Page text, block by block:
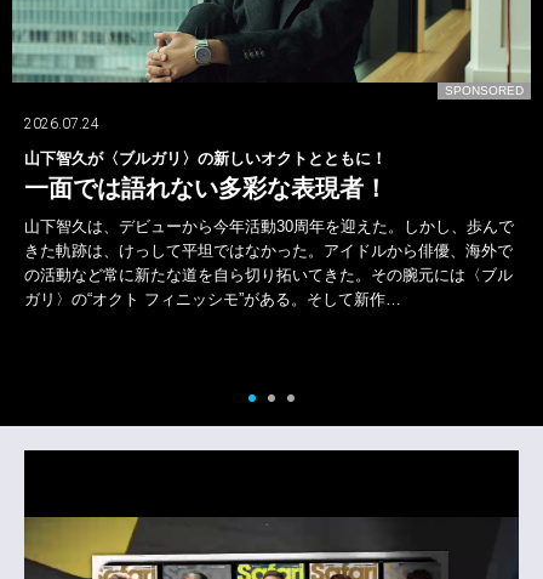
SPONSORED
2026.07.24
山下智久が〈ブルガリ〉の新しいオクトとともに！
一面では語れない多彩な表現者！
山下智久は、デビューから今年活動30周年を迎えた。しかし、歩んで
きた軌跡は、けっして平坦ではなかった。アイドルから俳優、海外で
の活動など常に新たな道を自ら切り拓いてきた。その腕元には〈ブル
ガリ〉の“オクト フィニッシモ”がある。そして新作…